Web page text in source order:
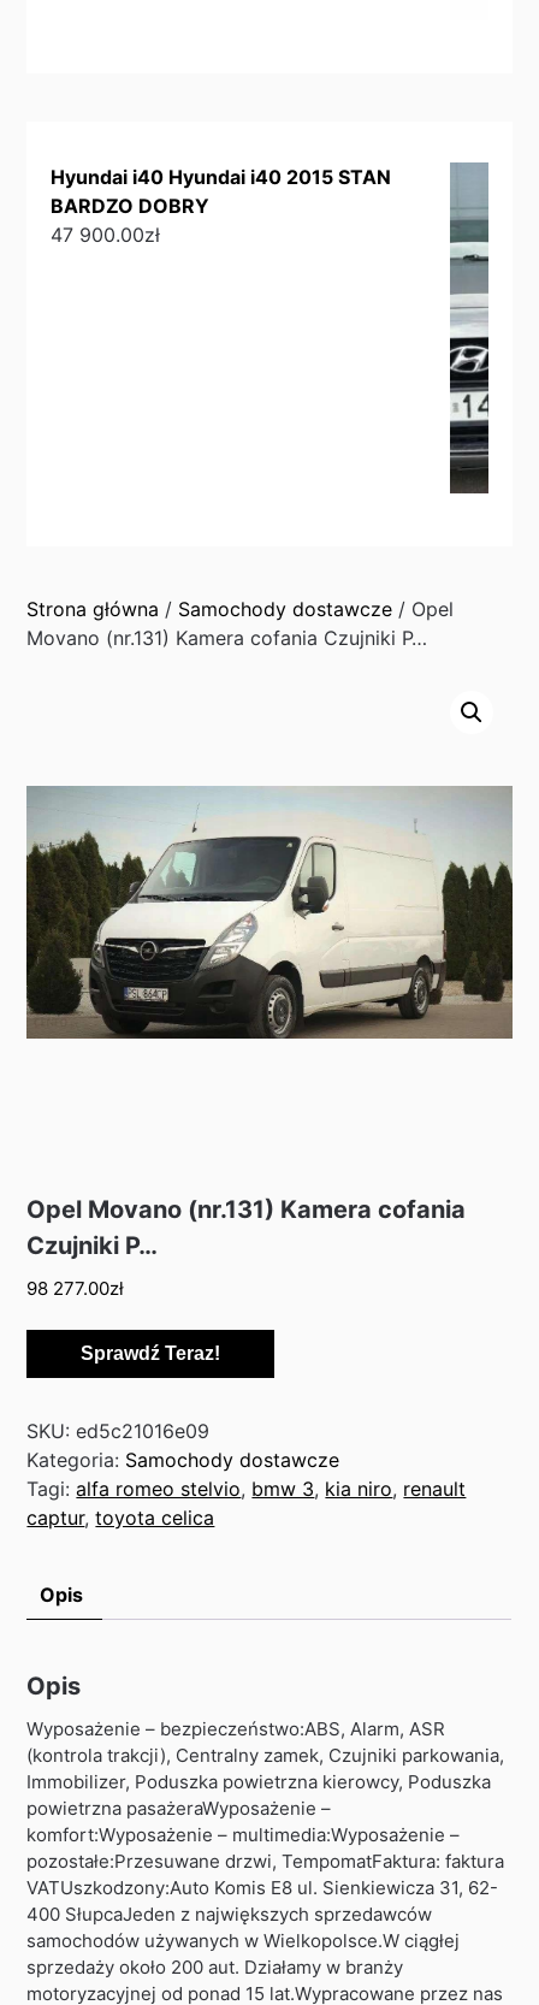
Hyundai i40 Hyundai i40 2015 STAN
BARDZO DOBRY
47 900.00zł
Strona główna / Samochody dostawcze / Opel
Movano (nr.131) Kamera cofania Czujniki P…
Opel Movano (nr.131) Kamera cofania
Czujniki P…
98 277.00zł
Sprawdź Teraz!
SKU:ed5c21016e09
Kategoria: Samochody dostawcze
Tagi:alfa romeo stelvio, bmw 3, kia niro, renault
captur,toyota celica
Opis
Opis
Wyposażenie – bezpieczeństwo:ABS, Alarm, ASR
(kontrola trakcji), Centralny zamek, Czujniki parkowania,
Immobilizer, Poduszka powietrzna kierowcy, Poduszka
powietrzna pasażeraWyposażenie –
komfort:Wyposażenie – multimedia:Wyposażenie –
pozostałe:Przesuwane drzwi, TempomatFaktura: faktura
VATUszkodzony:Auto Komis E8 ul. Sienkiewicza 31, 62-
400 SłupcaJeden z największych sprzedawców
samochodów używanych w Wielkopolsce.W ciągłej
sprzedaży około 200 aut. Działamy w branży
motoryzacyjnej od ponad 15 lat.Wypracowane przez nas